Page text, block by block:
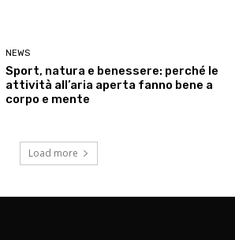
NEWS
Sport, natura e benessere: perché le
attività all’aria aperta fanno bene a
corpo e mente
Load more